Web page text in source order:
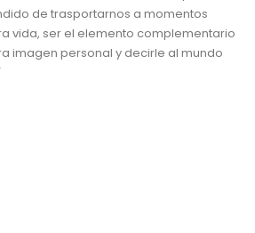
de trasportarnos a momentos
vida, ser el elemento complementario
imagen personal y decirle al mundo